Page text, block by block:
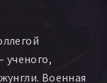
ученого,
Военная